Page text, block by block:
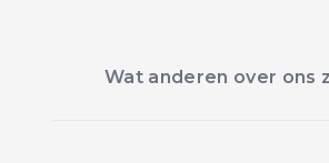
Wat anderen over ons